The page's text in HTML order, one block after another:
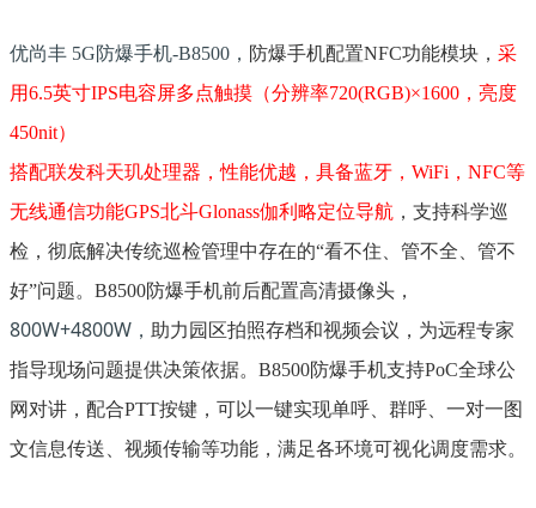
优尚丰 5G防爆手机-B8500， 防爆手机配置NFC功能模块， 采
用6.5英寸IPS电容屏多点触摸（分辨率720(RGB)×1600，亮度
450nit）
搭配联发科天玑处理器，性能优越，具备蓝牙，WiFi，NFC等
无线通信功能GPS北斗Glonass伽利略定位导航 ，支持科学巡
检，彻底解决传统巡检管理中存在的“看不住、管不全、管不
好”问题。B8500防爆手机前后配置高清摄像头，
800W+4800W， 助力园区拍照存档和视频会议，为远程专家
指导现场问题提供决策依据。B8500防爆手机支持PoC全球公
网对讲，配合PTT按键，可以一键实现单呼、群呼、一对一图
文信息传送、视频传输等功能，满足各环境可视化调度需求。